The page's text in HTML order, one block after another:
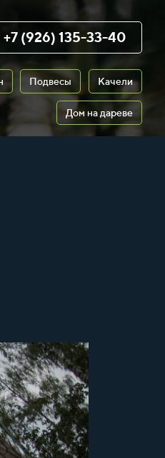
+7 (926) 135-33-40
Подвесы Качели
Дом на дареве